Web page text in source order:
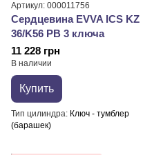
Артикул: 000011756
Сердцевина EVVA ICS KZ
36/K56 PB 3 ключа
11 228 грн
В наличии
Купить
Тип цилиндра Ключ - тумблер
(барашек)